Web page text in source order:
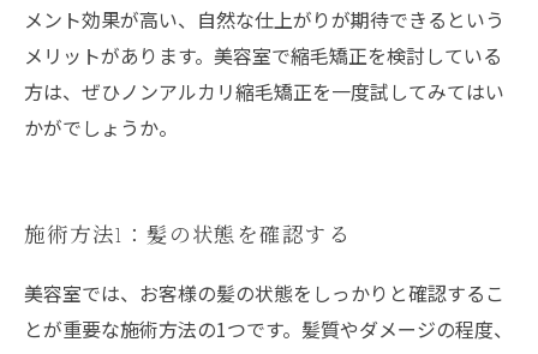
メント効果が高い、自然な仕上がりが期待できるという
メリットがあります。美容室で縮毛矯正を検討している
方は、ぜひノンアルカリ縮毛矯正を一度試してみてはい
かがでしょうか。
施術方法1：髪の状態を確認する
美容室では、お客様の髪の状態をしっかりと確認するこ
とが重要な施術方法の1つです。髪質やダメージの程度、